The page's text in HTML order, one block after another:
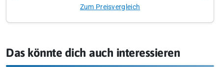
Zum Preisvergleich
Das könnte dich auch interessieren